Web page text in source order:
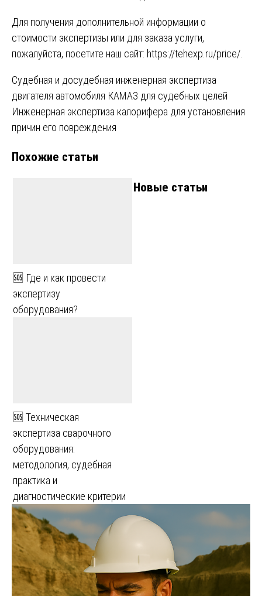
Для получения дополнительной информации о
стоимости экспертизы или для заказа услуги,
пожалуйста, посетите наш сайт: https://tehexp.ru/price/
Навигация
по
записям
Судебная и досудебная инженерная экспертиза
двигателя автомобиля КАМАЗ для судебных целей
Инженерная экспертиза калорифера для установления
причин его повреждения
Похожие статьи
🆘 Где и как провести
экспертизу
оборудования?
🆘 Техническая
экспертиза сварочного
оборудования:
методология, судебная
практика и
диагностические критерии
Новые статьи